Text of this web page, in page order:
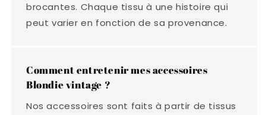
brocantes. Chaque tissu à une histoire qui
peut varier en fonction de sa provenance.
Comment entretenir mes accessoires
Blondie vintage ?
Nos accessoires sont faits à partir de tissus